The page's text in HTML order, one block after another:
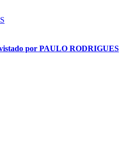
por PAULO RODRIGUES